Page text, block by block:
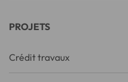
PROJETS
Crédit travaux